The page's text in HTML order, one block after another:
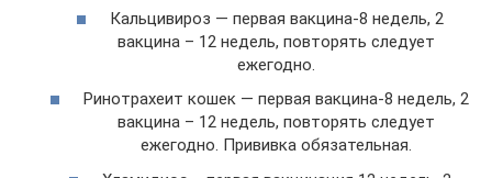
Кальцивироз — первая вакцина-8 недель, 2
вакцина – 12 недель, повторять следует
ежегодно.
Ринотрахеит кошек — первая вакцина-8 недель, 2
вакцина – 12 недель, повторять следует
ежегодно. Прививка обязательная.